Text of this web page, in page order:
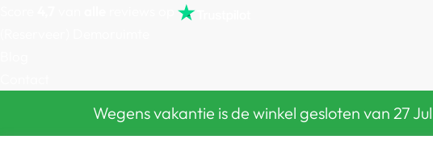
Wegens vakantie is de winkel gesloten van 27